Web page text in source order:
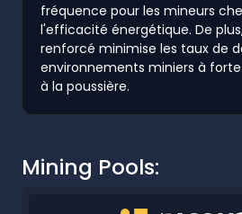
fréquence pour les mineurs
l'efficacité énergétique. De
renforcé minimise les taux de
environnements miniers à
à la poussière.
Mining Pools: